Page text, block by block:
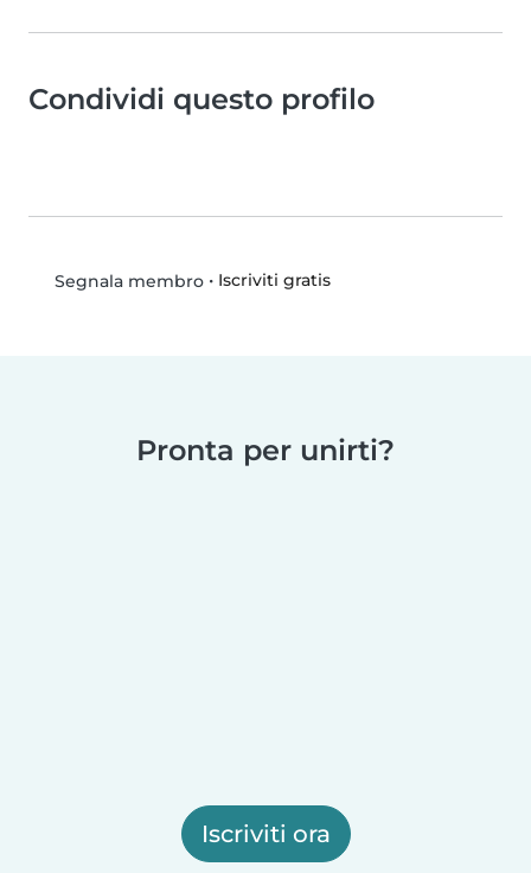
Condividi questo profilo
Segnala membro• Iscriviti gratis
Pronta per unirti?
Iscriviti ora